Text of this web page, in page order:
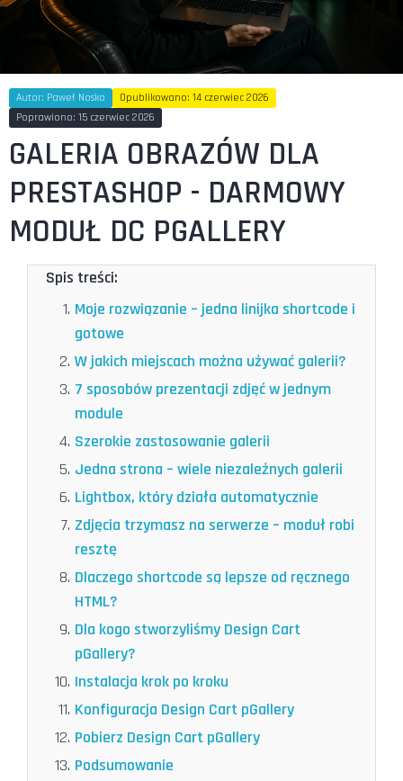
Autor: Paweł Nosko
Opublikowano: 14 czerwiec 2026
Poprawiono: 15 czerwiec 2026
GALERIA OBRAZÓW DLA
PRESTASHOP - DARMOWY
MODUŁ DC PGALLERY
Spis treści:
Moje rozwiązanie – jedna linijka shortcode i
gotowe
W jakich miejscach można używać galerii?
7 sposobów prezentacji zdjęć w jednym
module
Szerokie zastosowanie galerii
Jedna strona – wiele niezależnych galerii
Lightbox, który działa automatycznie
Zdjęcia trzymasz na serwerze – moduł robi
resztę
Dlaczego shortcode są lepsze od ręcznego
HTML?
Dla kogo stworzyliśmy Design Cart
pGallery?
Instalacja krok po kroku
Konfiguracja Design Cart pGallery
Pobierz Design Cart pGallery
Podsumowanie